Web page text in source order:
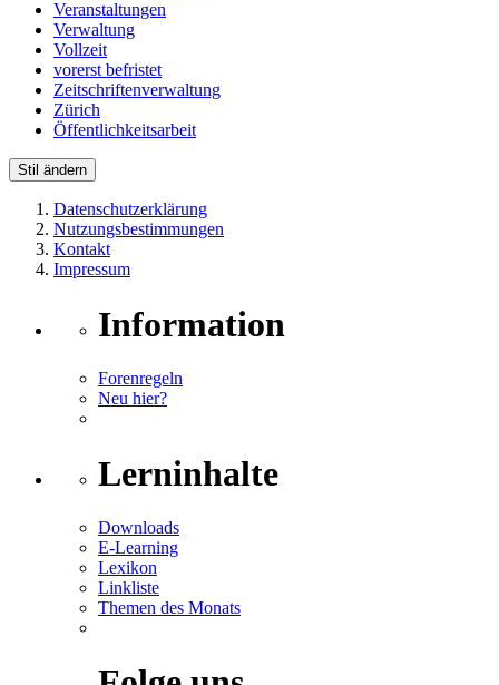
Veranstaltungen
Verwaltung
Vollzeit
vorerst befristet
Zeitschriftenverwaltung
Zürich
Öffentlichkeitsarbeit
Stil ändern
Datenschutzerklärung
Nutzungsbestimmungen
Kontakt
Impressum
Information
Forenregeln
Neu hier?
Lerninhalte
Downloads
E-Learning
Lexikon
Linkliste
Themen des Monats